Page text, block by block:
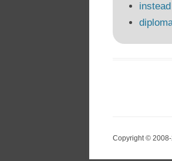
ン
Copyright ©